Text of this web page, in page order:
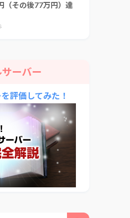
（その後77万円）達
ーバー
評価してみた！